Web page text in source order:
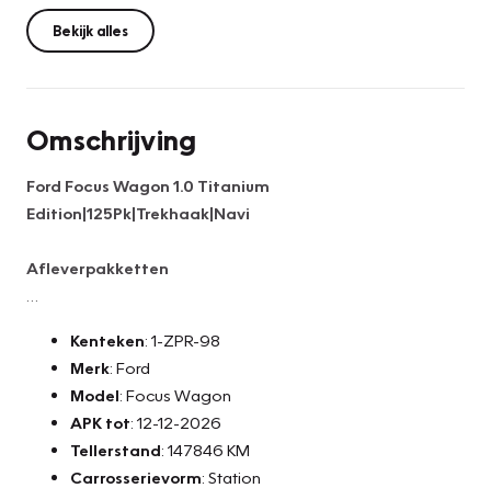
Bekijk alles
Omschrijving
Ford Focus Wagon 1.0 Titanium
Edition|125Pk|Trekhaak|Navi
Afleverpakketten
- Algehele technische inspectie
- Vloeistoffen controle
- Tenaamstelling voertuig
- Minimaal 10 maanden apk
- NAP teller rapport
Kenteken: 1-ZPR-98
Merk: Ford
Model: Focus Wagon
APK tot: 12-12-2026
Tellerstand: 147846 KM
Carrosserievorm: Station